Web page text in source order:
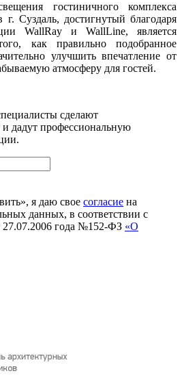
гостиничного комплекса
Суздаль, достигнутый благодаря
WallRay и WallLine, является
как правильно подобранное
улучшить впечатление от
атмосферу для гостей.
сделают
и дадут профессиональную
я даю свое согласие на
данных, в соответствии с
27.07.2006 года №152-ФЗ «О